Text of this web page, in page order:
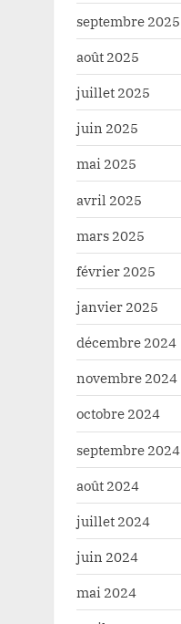
septembre 2025
août 2025
juillet 2025
juin 2025
mai 2025
avril 2025
mars 2025
février 2025
janvier 2025
décembre 2024
novembre 2024
octobre 2024
septembre 2024
août 2024
juillet 2024
juin 2024
mai 2024